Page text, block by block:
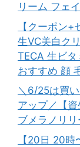
リーム フェ
【クーポン
生VC美白ク
TECA 生ビ
おすすめ 顔
＼6/25は買
アップ／【
ブメラノリ
【20日 20